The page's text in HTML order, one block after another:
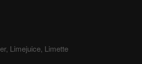
Limejuice, Limette